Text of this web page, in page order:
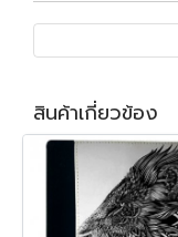
สินค้าเกี่ยวข้อง